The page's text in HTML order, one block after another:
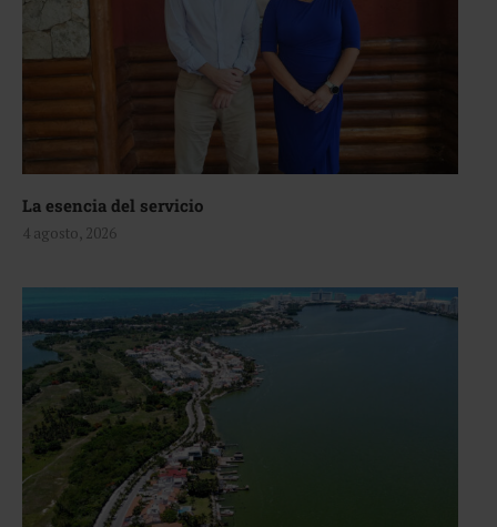
La esencia del servicio
4 agosto, 2026